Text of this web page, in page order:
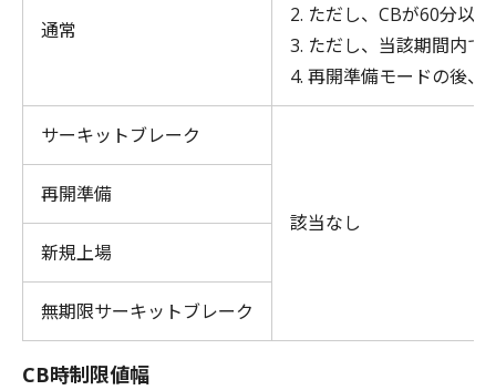
通常
2. ただし、CBが60分以
3. ただし、当該期間内で
4. 再開準備モードの後、
サーキットブレーク
該当なし
再開準備
新規上場
無期限サーキットブレーク
CB時制限値幅